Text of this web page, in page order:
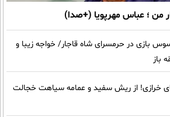
من ؛ عباس مهرپویا (+صدا)
بازی در حرمسرای شاه قاجار/ خواجه زیبا و
باز
خرازی! از ریش سفید و عمامه سیاهت خجالت